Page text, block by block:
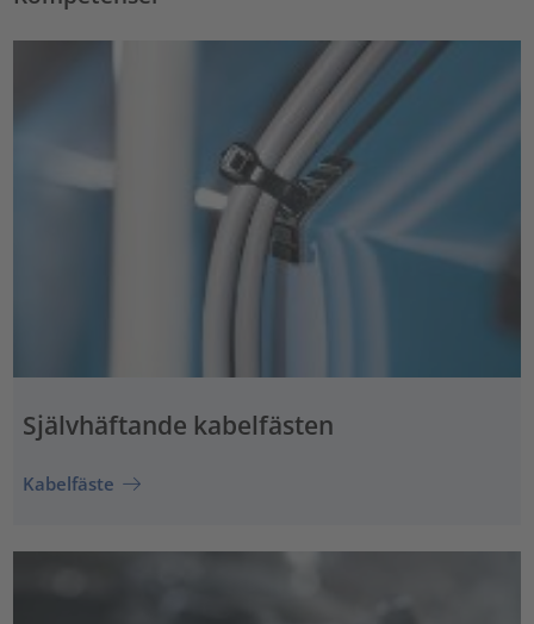
Självhäftande kabelfästen
Kabelfäste